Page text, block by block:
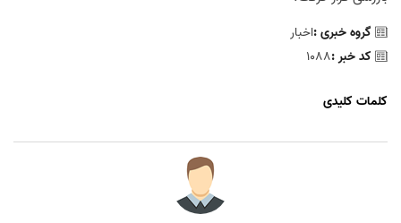
گروه خبری :اخبار
کد خبر :1088
کلمات کلیدی